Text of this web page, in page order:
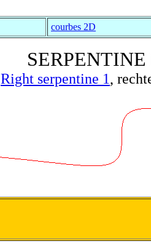
courbes 2D
Right serpentine 1,